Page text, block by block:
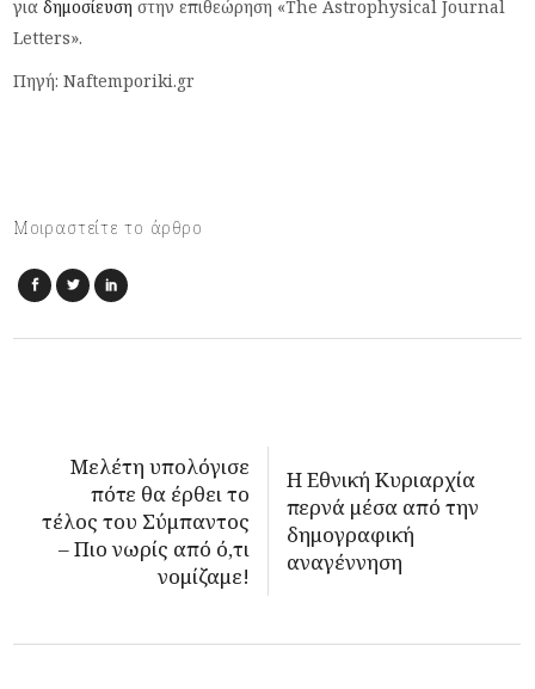
γιαδημοσίευση στην επιθεώρηση «The Astrophysical Journal
Letters».
Πηγή: Naftemporiki.gr
Μοιραστείτε το άρθρο
Μελέτη υπολόγισε
πότε θα έρθει το
τέλος του Σύμπαντος
– Πιο νωρίς από ό,τι
νομίζαμε!
Η Εθνική Κυριαρχία
περνά μέσα από την
δημογραφική
αναγέννηση